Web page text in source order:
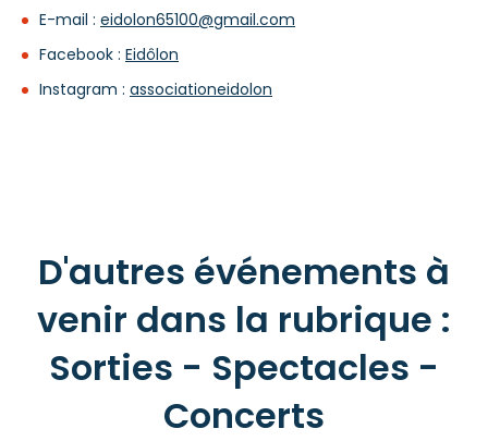
E-mail : eidolon65100@gmail.com
Facebook : Eidôlon
Instagram : associationeidolon
D'autres événements à
venir dans la rubrique :
Sorties - Spectacles -
Concerts